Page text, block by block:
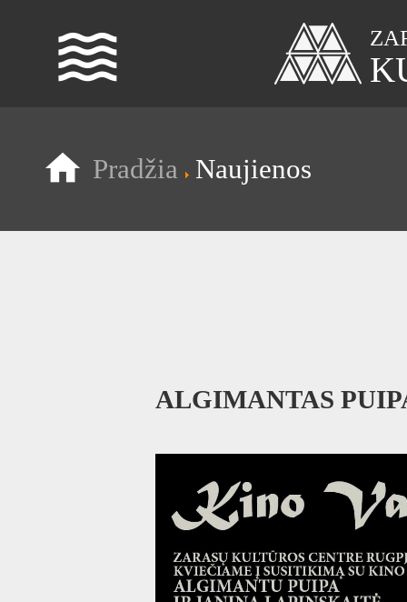
waves
Pradžia Naujienos
ALGIMANTAS